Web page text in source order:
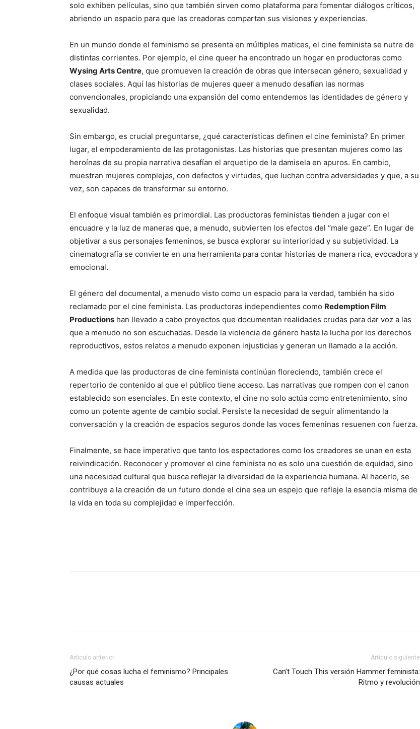
solo exhiben películas, sino que también sirven como plataforma para fomentar diálogos críticos,
abriendo un espacio para que las creadoras compartan sus visiones y experiencias.
En un mundo donde el feminismo se presenta en múltiples matices, el cine feminista se nutre de
distintas corrientes. Por ejemplo, el cine queer ha encontrado un hogar en productoras como
Wysing Arts Centre, que promueven la creación de obras que intersecan género, sexualidad y
clases sociales. Aquí las historias de mujeres queer a menudo desafían las normas
convencionales, propiciando una expansión del como entendemos las identidades de género y
sexualidad.
Sin embargo, es crucial preguntarse, ¿qué características definen el cine feminista? En primer
lugar, el empoderamiento de las protagonistas. Las historias que presentan mujeres como las
heroínas de su propia narrativa desafían el arquetipo de la damisela en apuros. En cambio,
muestran mujeres complejas, con defectos y virtudes, que luchan contra adversidades y que, a su
vez, son capaces de transformar su entorno.
El enfoque visual también es primordial. Las productoras feministas tienden a jugar con el
encuadre y la luz de maneras que, a menudo, subvierten los efectos del “male gaze”. En lugar de
objetivar a sus personajes femeninos, se busca explorar su interioridad y su subjetividad. La
cinematografía se convierte en una herramienta para contar historias de manera rica, evocadora y
emocional.
El género del documental, a menudo visto como un espacio para la verdad, también ha sido
reclamado por el cine feminista. Las productoras independientes como Redemption Film
Productions han llevado a cabo proyectos que documentan realidades crudas para dar voz a las
que a menudo no son escuchadas. Desde la violencia de género hasta la lucha por los derechos
reproductivos, estos relatos a menudo exponen injusticias y generan un llamado a la acción.
A medida que las productoras de cine feminista continúan floreciendo, también crece el
repertorio de contenido al que el público tiene acceso. Las narrativas que rompen con el canon
establecido son esenciales. En este contexto, el cine no solo actúa como entretenimiento, sino
como un potente agente de cambio social. Persiste la necesidad de seguir alimentando la
conversación y la creación de espacios seguros donde las voces femeninas resuenen con fuerza.
Finalmente, se hace imperativo que tanto los espectadores como los creadores se unan en esta
reivindicación. Reconocer y promover el cine feminista no es solo una cuestión de equidad, sino
una necesidad cultural que busca reflejar la diversidad de la experiencia humana. Al hacerlo, se
contribuye a la creación de un futuro donde el cine sea un espejo que refleje la esencia misma de
la vida en toda su complejidad e imperfección.
Artículo anterior
¿Por qué cosas lucha el feminismo? Principales
causas actuales
Artículo siguiente
Can’t Touch This versión Hammer feminista:
Ritmo y revolución